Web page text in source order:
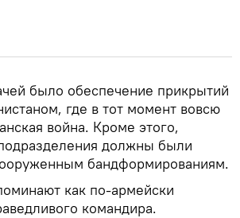
было обеспечение прикрытий
где в тот момент вовсю
война. Кроме этого,
должны были
бандформированиям.
как по-армейски
командира.